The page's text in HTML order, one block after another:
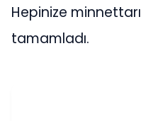
Hepinize
tamamladı.